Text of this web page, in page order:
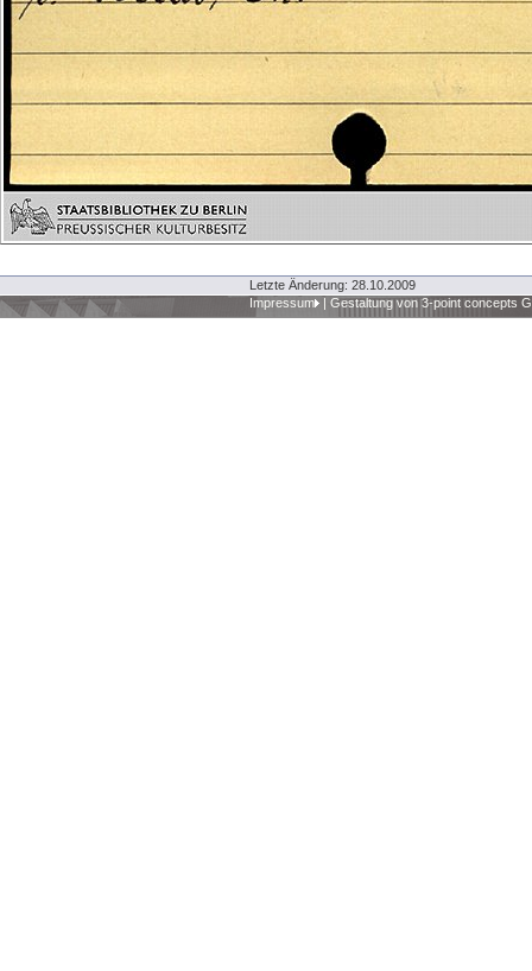
Letzte Änderung: 28.10.2009
Impressum
| Gestaltung von 3-point concepts